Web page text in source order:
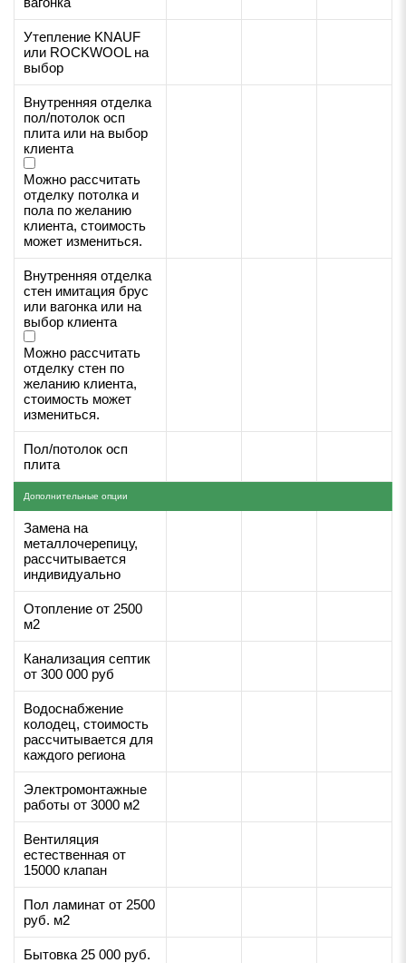
Утепление KNAUF
или ROCKWOOL на
выбор
Внутренняя отделка
пол/потолок осп
плита или на выбор
клиента
Можно рассчитать
отделку потолка и
пола по желанию
клиента, стоимость
может измениться.
Внутренняя отделка
стен имитация брус
или вагонка или на
выбор клиента
Можно рассчитать
отделку стен по
желанию клиента,
стоимость может
измениться.
Пол/потолок осп
плита
Дополнительные опции
Замена на
металлочерепицу,
рассчитывается
индивидуально
Отопление от 2500
м2
Канализация септик
от 300 000 руб
Водоснабжение
колодец, стоимость
рассчитывается для
каждого региона
Электромонтажные
работы от 3000 м2
Вентиляция
естественная от
15000 клапан
Пол ламинат от 2500
руб. м2
Бытовка 25 000 руб.